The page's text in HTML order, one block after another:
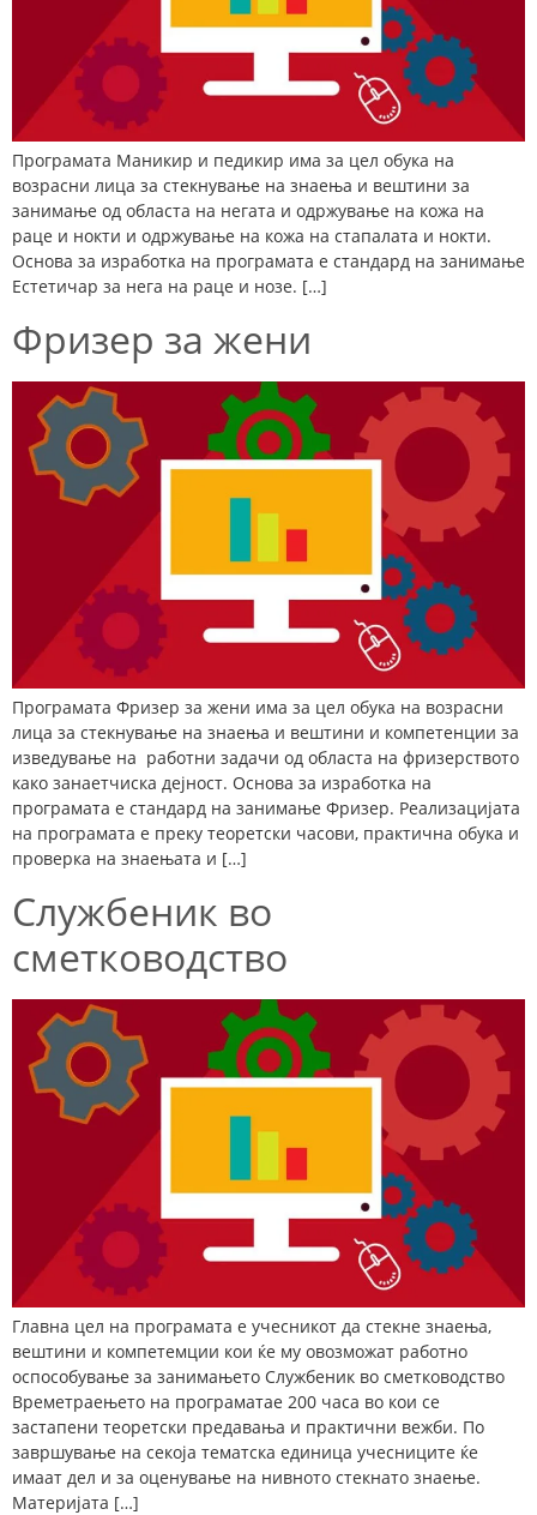
Програмата Маникир и педикир има за цел обука на
возрасни лица за стекнување на знаења и вештини за
занимање од областа на негата и одржување на кожа на
раце и нокти и одржување на кожа на стапалата и нокти.
Основа за изработка на програмата е стандард на занимање
Естетичар за нега на раце и нозе. […]
Фризер за жени
Програмата Фризер за жени има за цел обука на возрасни
лица за стекнување на знаења и вештини и компетенции за
изведување на работни задачи од областа на фризерството
како занаетчиска дејност. Основа за изработка на
програмата е стандард на занимање Фризер. Реализацијата
на програмата е преку теоретски часови, практична обука и
проверка на знаењата и […]
Службеник во
сметководство
Главна цел на програмата е учесникот да стекне знаења,
вештини и компетемции кои ќе му овозможат работно
оспособување за занимањето Службеник во сметководство
Времетраењето на програматае 200 часа во кои се
застапени теоретски предавања и практични вежби. По
завршување на секоја тематска единица учесниците ќе
имаат дел и за оценување на нивното стекнато знаење.
Материјата […]